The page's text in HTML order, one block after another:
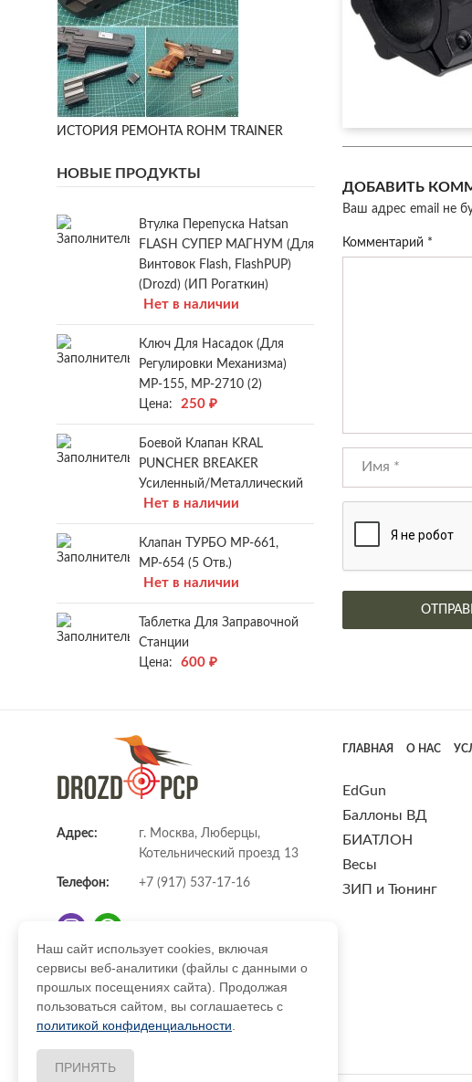
ДОБАВИТЬ
Ваш адрес email не
Комментарий *
ИСТОРИЯ РЕМОНТА ROHM TRAINER
НОВЫЕ ПРОДУКТЫ
Втулка Перепуска Hatsan
FLASH СУПЕР МАГНУМ (для
Винтовок Flash, FlashPUP)
(Drozd) (ИП Рогаткин)
Нет в наличии
Ключ Для Насадок (для
Регулировки Механизма)
МР-155, МР-2710 (2)
Цена:
250 ₽
Боевой Клапан KRAL
PUNCHER BREAKER
Усиленный/металлический
Нет в наличии
Клапан ТУРБО МР-661,
МР-654 (5 Отв.)
Нет в наличии
Таблетка Для Заправочной
Станции
Цена:
600 ₽
Адрес:
г. Москва, Люберцы,
Котельнический проезд 13
Телефон: +7 (917) 537-17-16
E-mail: info@DrozdPcp.ru
ГЛАВНАЯ О НАС
EdGun
Баллоны ВД
БИАТЛОН
Весы
ЗИП и Тюнинг
Наш сайт использует cookies, включая
сервисы веб-аналитики (файлы с данными о
прошлых посещениях сайта). Продолжая
пользоваться сайтом, вы соглашаетесь с
политикой конфиденциальности
ПРИНЯТЬ